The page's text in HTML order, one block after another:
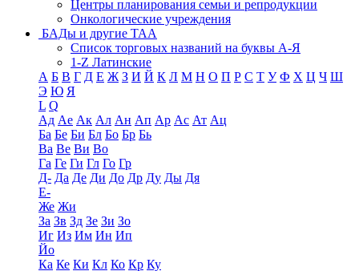
Центры планирования семьи и репродукции
Онкологические учреждения
БАДы и другие ТАА
Список торговых названий на буквы А-Я
1-Z Латинские
А Б В Г Д Е Ж З И Й К Л М Н О П Р С Т У Ф Х Ц Ч Ш
Э Ю Я
L Q
Ад Ае Ак Ал Ан Ап Ар Ас Ат Ац
Ба Бе Би Бл Бо Бр Бь
Ва Ве Ви Во
Га Ге Ги Гл Го Гр
Д- Да Де Ди До Др Ду Ды Дя
Е-
Же Жи
За Зв Зд Зе Зи Зо
Иг Из Им Ин Ип
Йо
Ка Ке Ки Кл Ко Кр Ку